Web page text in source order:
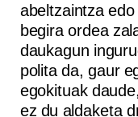
abeltzaintza
begira ordea
daukagun
polita da, gaur
egokituak
ez du aldaketa